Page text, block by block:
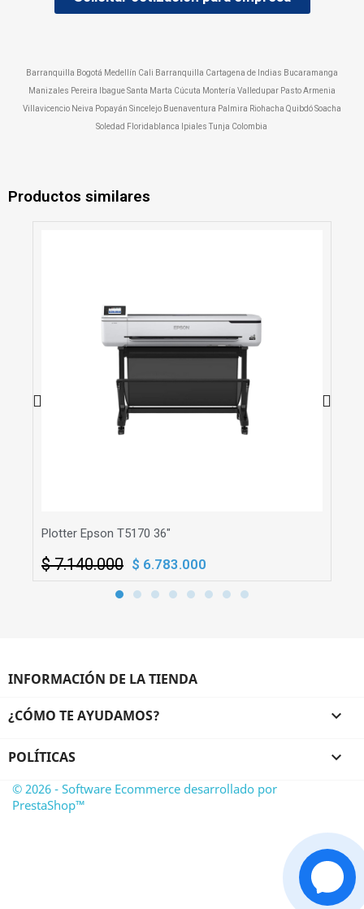
Barranquilla Bogotá Medellín Cali Barranquilla Cartagena de Indias Bucaramanga
Manizales Pereira Ibague Santa Marta Cúcuta Montería Valledupar Pasto Armenia
Villavicencio Neiva Popayán Sincelejo Buenaventura Palmira Riohacha Quibdó Soacha
Soledad Floridablanca Ipiales Tunja Colombia
Productos similares
Plotter Epson T5170 36"
$ 7.140.000 $ 6.783.000
INFORMACIÓN DE LA TIENDA
¿CÓMO TE AYUDAMOS? 
POLÍTICAS 
© 2026 - Software Ecommerce desarrollado por
PrestaShop™